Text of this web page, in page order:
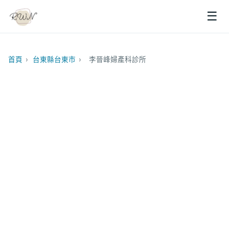
☰
首頁 › 台東縣台東市 › 李晉峰婦產科診所